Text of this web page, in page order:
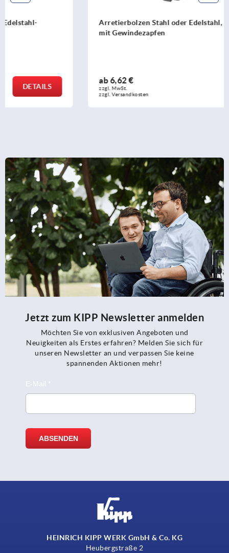
Arretierbolzen Stahl oder Edelstahl, kurze Ausführung,
zzgl. MwSt.
zzgl. Versandkosten
Jetzt zum KIPP Newsletter anmelden
Möchten Sie von exklusiven Angeboten und
Neuigkeiten als Erstes erfahren? Melden Sie sich für
unseren Newsletter an und verpassen Sie keine
spannenden Aktionen mehr!
HEINRICH KIPP WERK GmbH & Co. KG
Heubergstraße 2